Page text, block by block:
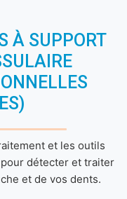
À SUPPORT
et les outils
détecter et traiter
et de vos dents.